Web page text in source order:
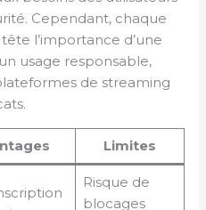
Cependant, chaque
l’importance d’une
usage responsable,
de streaming
Limites
Risque de
blocages